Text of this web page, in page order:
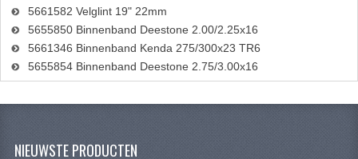
5661582 Velglint 19" 22mm
5655850 Binnenband Deestone 2.00/2.25x16
5661346 Binnenband Kenda 275/300x23 TR6
5655854 Binnenband Deestone 2.75/3.00x16
NIEUWSTE PRODUCTEN